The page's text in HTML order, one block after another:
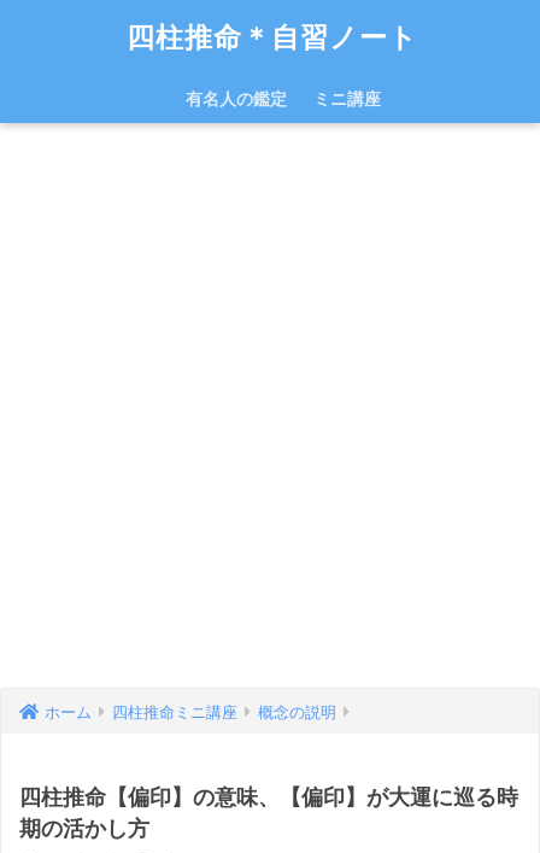
四柱推命＊自習ノート
有名人の鑑定 ミニ講座
ホーム 四柱推命ミニ講座 概念の説明
四柱推命【偏印】の意味、【偏印】が大運に巡る時
期の活かし方